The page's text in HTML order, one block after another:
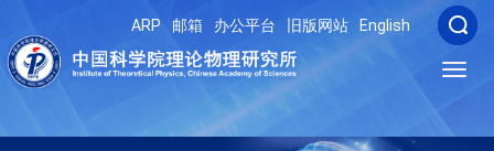
ARP 邮箱 办公平台 旧版网站 English